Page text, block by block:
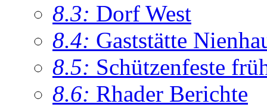
8.3: Dorf West
8.4: Gaststätte
8.5: Schützenfeste
8.6: Rhader Berichte